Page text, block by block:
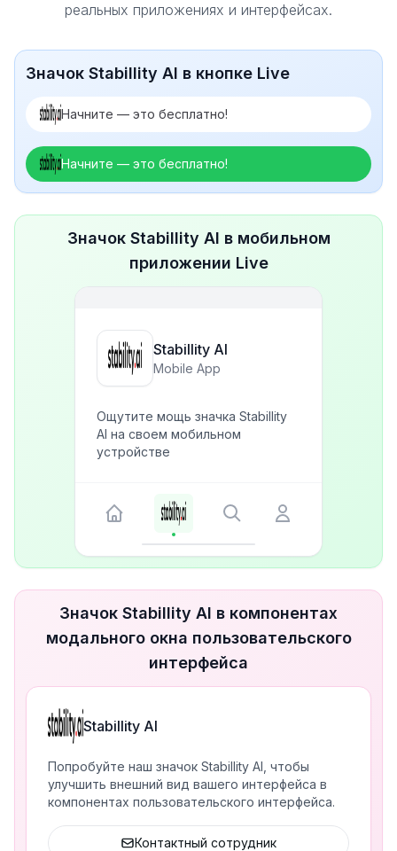
реальных приложениях и интерфейсах.
Значок Stabillity AI в кнопке Live
Начните — это бесплатно!
Начните — это бесплатно!
Значок Stabillity AI в мобильном
приложении Live
Stabillity AI
Mobile App
Ощутите мощь значка Stabillity
AI на своем мобильном
устройстве
Значок Stabillity AI в компонентах
модального окна пользовательского
интерфейса
Stabillity AI
Попробуйте наш значок Stabillity AI, чтобы
улучшить внешний вид вашего интерфейса в
компонентах пользовательского интерфейса.
Контактный сотрудник